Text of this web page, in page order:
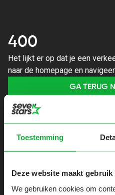
Toestemming
Deze website maakt
We gebruiken cookies om
400
Het lijkt er op dat je een
naar de homepage en
GA TERUG